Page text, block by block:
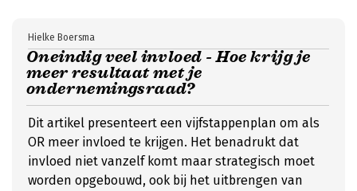
Oneindig veel invloed - Hoe krijg je
meer resultaat met je
ondernemingsraad?
Hielke Boersma
Dit artikel presenteert een vijfstappenplan om als
OR meer invloed te krijgen. Het benadrukt dat
invloed niet vanzelf komt maar strategisch moet
worden opgebouwd, ook bij het uitbrengen van